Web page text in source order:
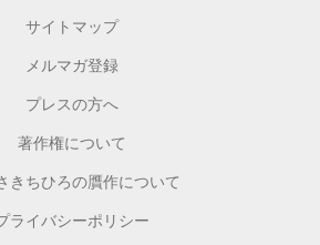
サイトマップ
メルマガ登録
プレスの方へ
著作権について
きちひろの贋作について
ライバシーポリシー